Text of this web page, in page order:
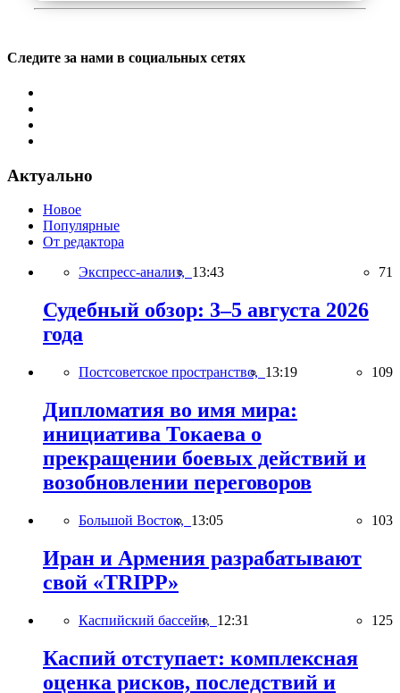
Следите за нами в социальных сетях
Актуально
Новое
Популярные
От редактора
Экспресс-анализ, 13:43 71
Судебный обзор: 3–5 августа 2026
года
Постсоветское пространство, 13:19 109
Дипломатия во имя мира:
инициатива Токаева о
прекращении боевых действий и
возобновлении переговоров
Большой Восток, 13:05 103
Иран и Армения разрабатывают
свой «TRIPP»
Каспийский бассейн, 12:31 125
Каспий отступает: комплексная
оценка рисков, последствий и